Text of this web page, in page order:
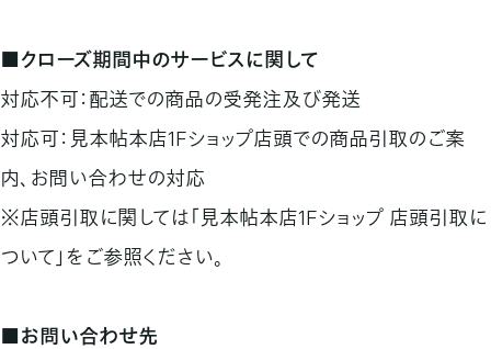
■クローズ期間中のサービスに関して
対応不可：配送での商品の受発注及び発送
対応可：見本帖本店1Fショップ店頭での商品引取のご案
内、お問い合わせの対応
※店頭引取に関しては「見本帖本店1Fショップ 店頭引取に
ついて」をご参照ください。
■お問い合わせ先